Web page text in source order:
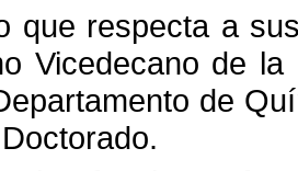
que respecta a
Vicedecano de
de